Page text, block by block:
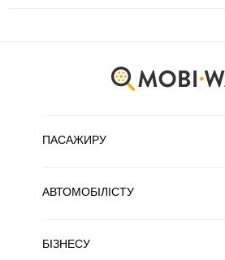
ПАСАЖИРУ
АВТОМОБІЛІСТУ
БІЗНЕСУ